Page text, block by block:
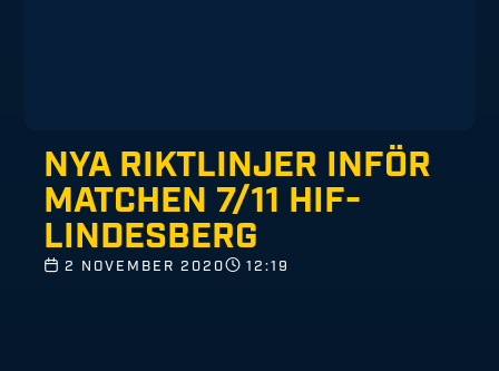
NYA RIKTLINJER INFÖR
MATCHEN 7/11 HIF-
LINDESBERG
2 NOVEMBER 2020 12:19